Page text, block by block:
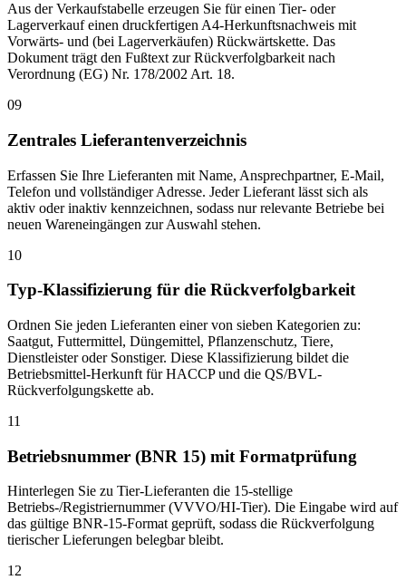
Aus der Verkaufstabelle erzeugen Sie für einen Tier- oder
Lagerverkauf einen druckfertigen A4-Herkunftsnachweis mit
Vorwärts- und (bei Lagerverkäufen) Rückwärtskette. Das
Dokument trägt den Fußtext zur Rückverfolgbarkeit nach
Verordnung (EG) Nr. 178/2002 Art. 18.
09
Zentrales Lieferantenverzeichnis
Erfassen Sie Ihre Lieferanten mit Name, Ansprechpartner, E-Mail,
Telefon und vollständiger Adresse. Jeder Lieferant lässt sich als
aktiv oder inaktiv kennzeichnen, sodass nur relevante Betriebe bei
neuen Wareneingängen zur Auswahl stehen.
10
Typ-Klassifizierung für die Rückverfolgbarkeit
Ordnen Sie jeden Lieferanten einer von sieben Kategorien zu:
Saatgut, Futtermittel, Düngemittel, Pflanzenschutz, Tiere,
Dienstleister oder Sonstiger. Diese Klassifizierung bildet die
Betriebsmittel-Herkunft für HACCP und die QS/BVL-
Rückverfolgungskette ab.
11
Betriebsnummer (BNR 15) mit Formatprüfung
Hinterlegen Sie zu Tier-Lieferanten die 15-stellige
Betriebs-/Registriernummer (VVVO/HI-Tier). Die Eingabe wird auf
das gültige BNR-15-Format geprüft, sodass die Rückverfolgung
tierischer Lieferungen belegbar bleibt.
12